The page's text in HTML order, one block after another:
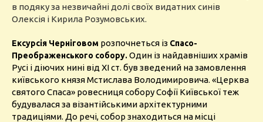
в подяку за незвичайні долі своїх видатних синів
Олексія і Кирила Розумовських.
Ексурсія Черніговом розпочнеться із Спасо-
Преображенського собору. Один із найдавніших храмів
Русі і діючих нині від ХІ ст. був зведений на замовлення
київського князя Мстислава Володимировича. «Церква
святого Спаса» ровесниця собору Софії Київської теж
будувалася за візантійськими архітектурними
традиціями. До речі, собор знаходиться на місці